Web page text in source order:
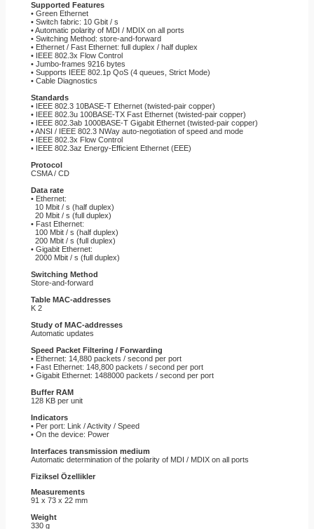
Supported Features
• Green Ethernet
• Switch fabric: 10 Gbit / s
• Automatic polarity of MDI / MDIX on all ports
• Switching Method: store-and-forward
• Ethernet / Fast Ethernet: full duplex / half duplex
• IEEE 802.3x Flow Control
• Jumbo-frames 9216 bytes
• Supports IEEE 802.1p QoS (4 queues, Strict Mode)
• Cable Diagnostics
Standards
• IEEE 802.3 10BASE-T Ethernet (twisted-pair copper)
• IEEE 802.3u 100BASE-TX Fast Ethernet (twisted-pair copper)
• IEEE 802.3ab 1000BASE-T Gigabit Ethernet (twisted-pair copper)
• ANSI / IEEE 802.3 NWay auto-negotiation of speed and mode
• IEEE 802.3x Flow Control
• IEEE 802.3az Energy-Efficient Ethernet (EEE)
Protocol
CSMA / CD
Data rate
• Ethernet:
10 Mbit / s (half duplex)
20 Mbit / s (full duplex)
• Fast Ethernet:
100 Mbit / s (half duplex)
200 Mbit / s (full duplex)
• Gigabit Ethernet:
2000 Mbit / s (full duplex)
Switching Method
Store-and-forward
Table MAC-addresses
K 2
Study of MAC-addresses
Automatic updates
Speed ​​Packet Filtering / Forwarding
• Ethernet: 14,880 packets / second per port
• Fast Ethernet: 148,800 packets / second per port
• Gigabit Ethernet: 1488000 packets / second per port
Buffer RAM
128 KB per unit
Indicators
• Per port: Link / Activity / Speed
• On the device: Power
Interfaces transmission medium
Automatic determination of the polarity of MDI / MDIX on all ports
Fiziksel Özellikler
Measurements
91 x 73 x 22 mm
Weight
330 g